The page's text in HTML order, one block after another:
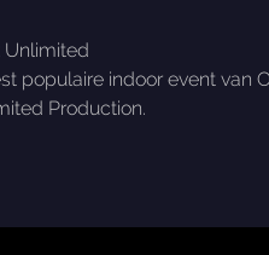
Unlimited
populaire indoor event van
Production.